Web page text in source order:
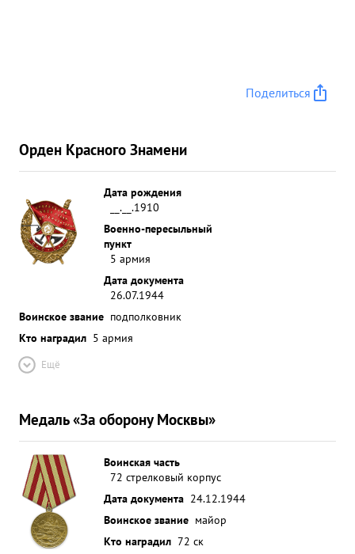
Поделиться
Орден Красного Знамени
Дата рождения
__.__.1910
Военно-пересыльный
пункт
5 армия
Дата документа
26.07.1944
Воинское звание подполковник
Кто наградил 5 армия
Ещё
Медаль «За оборону Москвы»
Воинская часть
72 стрелковый корпус
Дата документа 24.12.1944
Воинское звание майор
Кто наградил 72 ск